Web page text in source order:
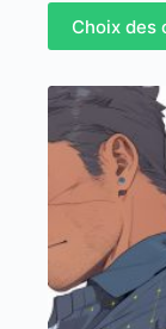
Choix des
Ce
produit
a
variations.
Les
options
peuvent
être
choisies
la
du
produit